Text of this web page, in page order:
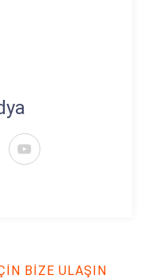
BIZE ULAŞIN